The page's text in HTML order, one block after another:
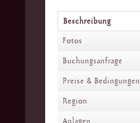
Beschreibung
Fotos
Buchungsanfrage
Preise & Bedingungen
Region